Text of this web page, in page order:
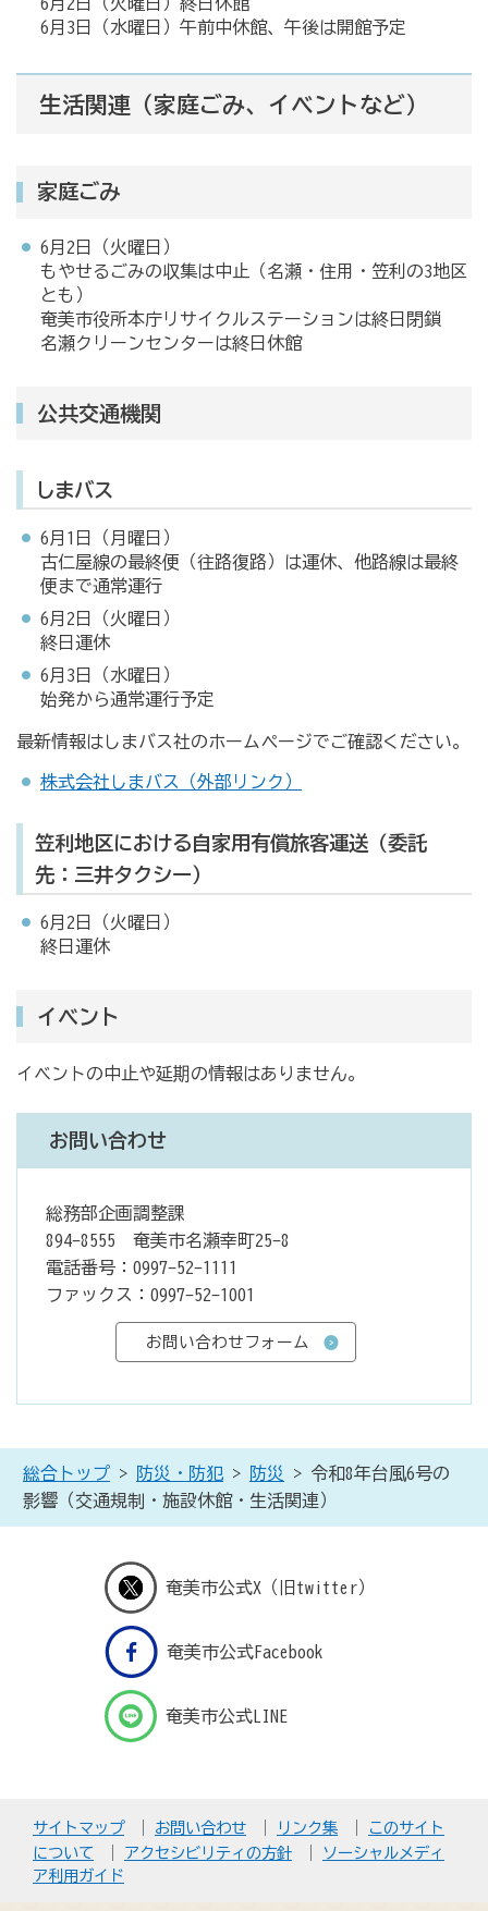
6月3日（水曜日）午前中休館、午後は開館予定
生活関連（家庭ごみ、イベントなど）
家庭ごみ
6月2日（火曜日）
もやせるごみの収集は中止（名瀬・住用・笠利の3地区
とも）
奄美市役所本庁リサイクルステーションは終日閉鎖
名瀬クリーンセンターは終日休館
公共交通機関
しまバス
6月1日（月曜日）
古仁屋線の最終便（往路復路）は運休、他路線は最終
便まで通常運行
6月2日（火曜日）
終日運休
6月3日（水曜日）
始発から通常運行予定
最新情報はしまバス社のホームページでご確認ください。
株式会社しまバス（外部リンク）
笠利地区における自家用有償旅客運送（委託
先：三井タクシー）
6月2日（火曜日）
終日運休
イベント
イベントの中止や延期の情報はありません。
お問い合わせ
総務部企画調整課
894-8555 奄美市名瀬幸町25-8
電話番号：0997-52-1111
ファックス：0997-52-1001
総合トップ > 防災・防犯 > 防災
> 令和8年台風6号の
影響（交通規制・施設休館・生活関連）
奄美市公式X（旧twitter）
奄美市公式Facebook
奄美市公式LINE
サイトマップ お問い合わせ リンク集
このサイト
について
アクセシビリティの方針
ソーシャルメディ
ア利用ガイド